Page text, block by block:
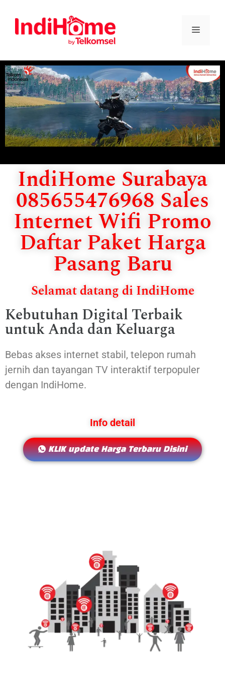
IndiHome Surabaya
085655476968 Sales
Internet Wifi Promo
Daftar Paket Harga
Pasang Baru
Selamat datang di IndiHome
Kebutuhan Digital Terbaik
untuk Anda dan Keluarga
Bebas akses internet stabil, telepon rumah
jernih dan tayangan TV interaktif terpopuler
dengan IndiHome.
Info detail
KLIK update Harga Terbaru Disini